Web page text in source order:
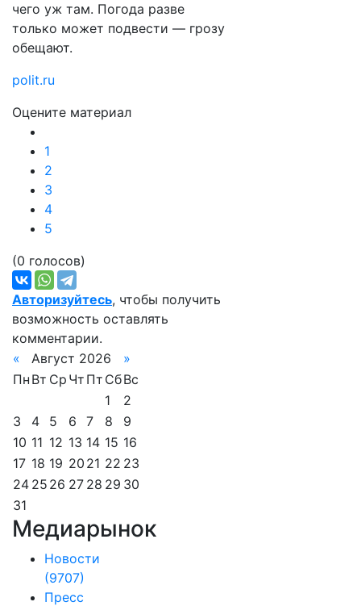
чего уж там. Погода разве
только может подвести — грозу
обещают.
polit.ru
Оцените материал
1
2
3
4
5
(0 голосов)
Авторизуйтесь, чтобы получить
возможность оставлять
комментарии.
«
Август 2026
»
Пн Вт Ср Чт Пт СбВс
1
2
3
4 5 6 7 8
9
10 11 12 13 14 15 16
17 18 19 20 21 22 23
24 25 26 27 28 29 30
31
Медиарынок
Новости
(9707)
Пресс